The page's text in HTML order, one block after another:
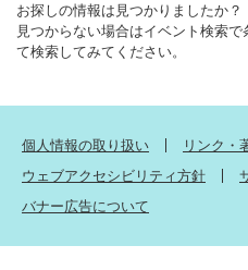
お探しの情報は見つかりましたか？
見つからない場合はイベント検索で
て検索してみてください。
個人情報の取り扱い
リンク・
ウェブアクセシビリティ方針
バナー広告について